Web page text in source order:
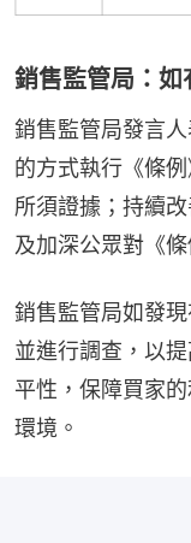
銷售監管局：
銷售監管局發言
的方式執行《條
所須證據；持續
及加深公眾對《條
銷售監管局如發
並進行調查，以
平性，保障買家
環境。